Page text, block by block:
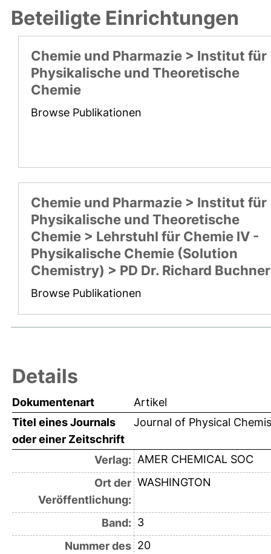
Beteiligte Einrichtungen
Chemie und Pharmazie > Institut für
Physikalische und Theoretische
Chemie
Browse Publikationen
Chemie und Pharmazie > Institut für
Physikalische und Theoretische
Chemie > Lehrstuhl für Chemie IV -
Physikalische Chemie (Solution
Chemistry) > PD Dr. Richard Buchner
Browse Publikationen
Details
Dokumentenart
Artikel
Titel eines Journals
oder einer Zeitschrift
Journal of Physical
Verlag: AMER CHEMICAL SOC
Ort der
Veröffentlichung:
WASHINGTON
Band: 3
Nummer des 20